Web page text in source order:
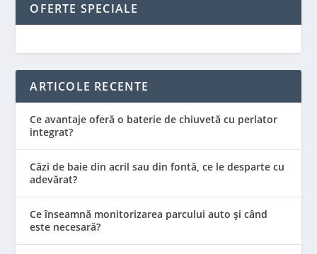
OFERTE SPECIALE
ARTICOLE RECENTE
Ce avantaje oferă o baterie de chiuvetă cu perlator
integrat?
Căzi de baie din acril sau din fontă, ce le desparte cu
adevărat?
Ce înseamnă monitorizarea parcului auto și când
este necesară?